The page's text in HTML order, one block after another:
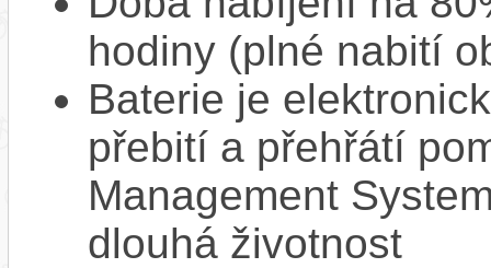
hodiny (plné nabití
Baterie je
přebití a přehřátí
Management
dlouhá životnost